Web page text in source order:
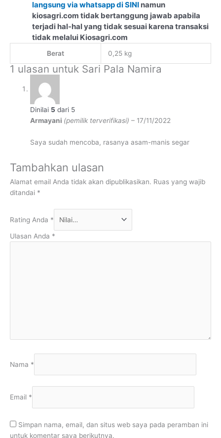
langsung via whatsapp di SINI namun
kiosagri.com tidak bertanggung jawab apabila
terjadi hal-hal yang tidak sesuai karena transaksi
tidak melalui Kiosagri.com
Berat 0,25 kg
1 ulasan untuk Sari Pala Namira
Dinilai 5 dari 5
Armayani (pemilik terverifikasi) – 17/11/2022
Saya sudah mencoba, rasanya asam-manis segar
Tambahkan ulasan
Alamat email Anda tidak akan dipublikasikan. Ruas yang wajib
ditandai *
Rating Anda *
Ulasan Anda *
Nama *
Email *
Simpan nama, email, dan situs web saya pada peramban ini
untuk komentar saya berikutnya.